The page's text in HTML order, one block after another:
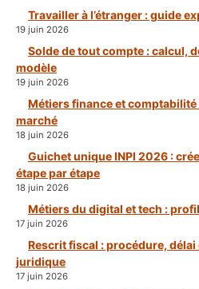
Travailler à l’étranger : guide
19 juin 2026
Solde de tout compte : calcul,
modèle
19 juin 2026
Métiers finance et
marché
18 juin 2026
Guichet unique INPI 2026 :
étape par étape
18 juin 2026
Métiers du digital et tech :
17 juin 2026
Rescrit fiscal : procédure,
juridique
17 juin 2026